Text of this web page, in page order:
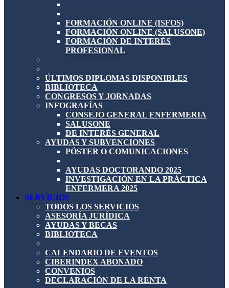
FORMACIÓN ONLINE (ISFOS)
FORMACIÓN ONLINE (SALUSONE)
FORMACIÓN DE INTERÉS
PROFESIONAL
ÚLTIMOS DIPLOMAS DISPONIBLES
BIBLIOTECA
CONGRESOS Y JORNADAS
INFOGRAFÍAS
CONSEJO GENERAL ENFERMERIA
SALUSONE
DE INTERÉS GENERAL
AYUDAS Y SUBVENCIONES
PÓSTER O COMUNICACIONES
AYUDAS DOCTORANDO 2025
INVESTIGACIÓN EN LA PRÁCTICA
ENFERMERA 2025
SERVICIOS
TODOS LOS SERVICIOS
ASESORÍA JURÍDICA
AYUDAS Y BECAS
BIBLIOTECA
CALENDARIO DE EVENTOS
CIBERINDEX ABONADO
CONVENIOS
DECLARACIÓN DE LA RENTA